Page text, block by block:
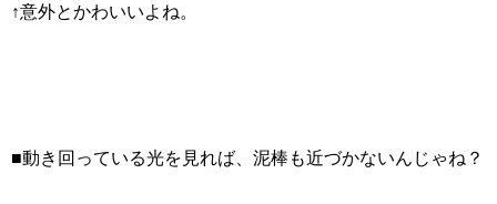
↑意外とかわいいよね。
■動き回っている光を見れば、泥棒も近づかないんじゃね？